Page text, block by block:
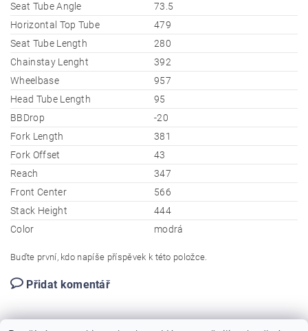
Seat Tube Angle
73.5
Horizontal Top Tube
479
Seat Tube Length
280
Chainstay Lenght
392
Wheelbase
957
Head Tube Length
95
BBDrop
-20
Fork Length
381
Fork Offset
43
Reach
347
Front Center
566
Stack Height
444
Color
modrá
Buďte první, kdo napíše příspěvek k této položce.
Přidat komentář